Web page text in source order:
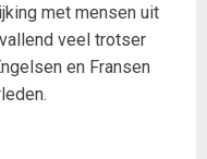
met mensen uit
veel trotser
en Fransen